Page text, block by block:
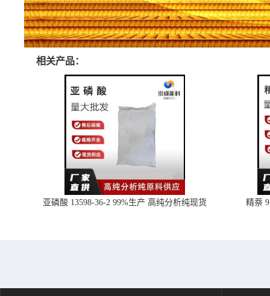
相关产品：
亚磷酸 13598-36-2 99%生产 高纯分析纯现货 精萘